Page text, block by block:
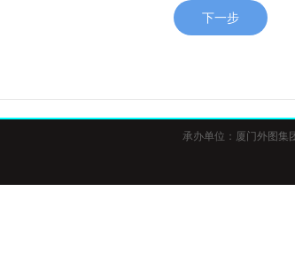
下一步
承办单位：厦门外图集